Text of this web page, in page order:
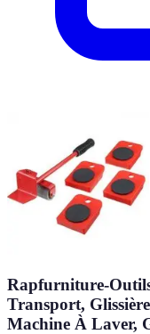
Rapfurniture-
Transport,
Machine À Laver,